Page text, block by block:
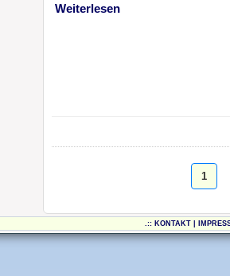
Weiterlesen
1
.:: KONTAKT|